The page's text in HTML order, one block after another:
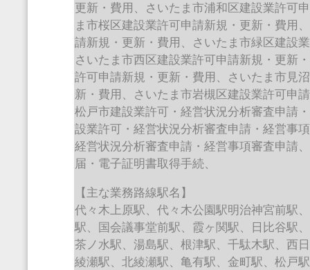
更新・費用、さいたま市浦和区建設業許可
ま市桜区建設業許可申請新規・更新・費用
請新規・更新・費用、さいたま市緑区建設
さいたま市西区建設業許可申請新規・更新
許可申請新規・更新・費用、さいたま市見
新・費用、さいたま市岩槻区建設業許可申
松戸市建設業許可・経営状況分析審査申請
設業許可・経営状況分析審査申請・経営事
経営状況分析審査申請・経営事項審査申請
届・電子証明書取得手続、
【主な業務路線駅名】
代々木上原駅、代々木公園駅明治神宮前駅
駅、国会議事堂前駅、霞ヶ関駅、日比谷駅
茶ノ水駅、湯島駅、根津駅、千駄木駅、西
綾瀬駅、北綾瀬駅、亀有駅、金町駅、松戸